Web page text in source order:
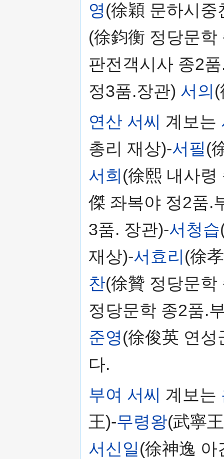
영(徐穎 문하시
(徐鈞衡 정당문
판전객시사 종2
정3품.장관) 서의
연산 서씨 계보는
총리 재상)-서필(
서희 (徐熙 내사령
傑 좌복야 정2품.
3품. 장관)-서청습
재상)-서효리 (徐
찬(徐贊 정당문학
정당문학 종2품.
준영(徐俊英 연
다.
부여 서씨 계보는
王)-무령왕(武寧
서신일(徐神逸 아